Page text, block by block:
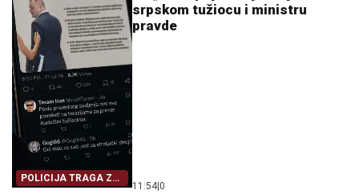
POLICIJA TRAGA ZA
AUTORIMA
srpskom tužiocu i ministru
pravde
11:54 0